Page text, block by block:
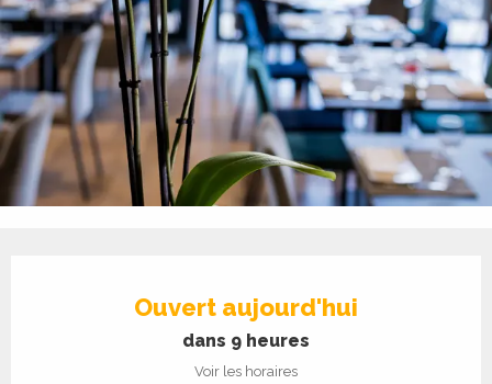
Ouvert aujourd'hui
dans 9 heures
Voir les horaires